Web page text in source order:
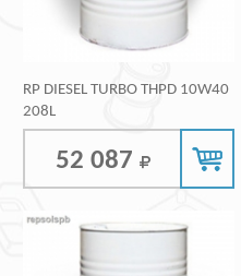
RP DIESEL TURBO THPD 10W40
208L
52 087